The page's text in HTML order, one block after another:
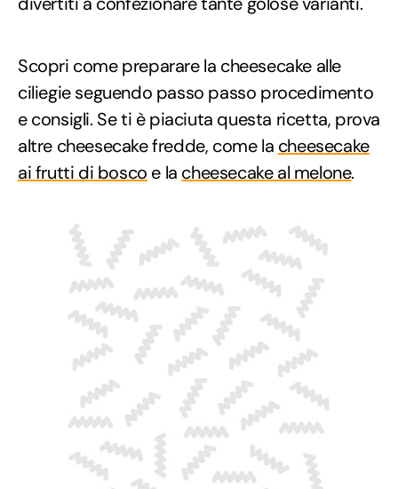
Scopri come preparare la cheesecake alle
ciliegie seguendo passo passo procedimento
e consigli. Se ti è piaciuta questa ricetta, prova
altre cheesecake fredde, come la cheesecake
ai frutti di bosco e la cheesecake al melone.